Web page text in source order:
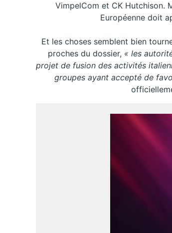
VimpelCom et CK Hutchison.
Européenne doit
Et les choses semblent bien
proches du dossier, « les
projet de fusion des activités
groupes ayant accepté de